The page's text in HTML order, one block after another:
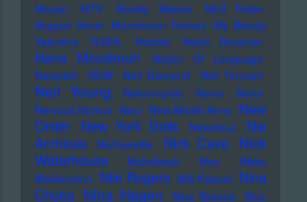
Mozart
MTV Muddy Waters
Muff Potter
Muppet Show
Münchener Freiheit
My Bloody
Valentine
N.W.A. Naddel Nadin Deventer
Nana Mouskouri
Nation Of Language
Nazareth
NDW Neil Diamond Neil Tennant
Neil Young Nekromantix Nemo
Nena
Nervous Norvus Neu! New Model Army New
Order New York Dolls Newcleus
Nia
Archives
Nichtseattle Nick Cave
Nick
Waterhouse
Nickelback Nico
Nikko
Weidemann Nile Rogers Nils Keppel Nina
Chuba Nina Hagen Nina Simone Nine